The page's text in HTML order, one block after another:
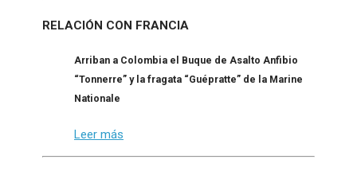
RELACIÓN CON FRANCIA
Arriban a Colombia el Buque de Asalto Anfibio
“Tonnerre” y la fragata “Guépratte” de la Marine
Nationale
Leer más